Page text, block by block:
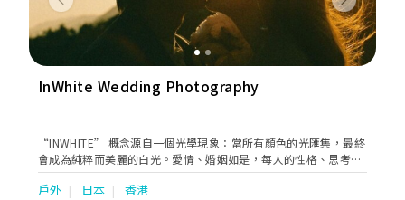
Previous Next
InWhite Wedding Photography
“INWHITE” 概念源自一個光學現象：當所有顏色的光匯集，最終
會成為純粹而美麗的白光。愛情、婚姻如是，每人的性格、思考，
散發出的顏色不盡相同。由攝影師尼彩、虹一 主理的
“INWHITE” WEDDING，就是想著，透過我們的相機把您們的光
戶外 日本 香港